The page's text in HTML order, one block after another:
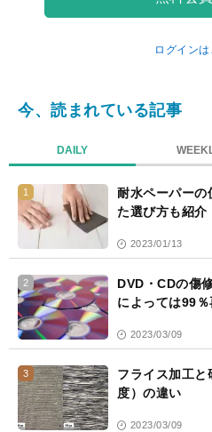
ログインは
今、読まれている記事
DAILY
1
耐水ペーパーの
た選び方も紹介
2023/01/13
2
DVD・CDの傷
によっては99
2023/03/09
3
フライス加工と
度）の違い
2023/03/09